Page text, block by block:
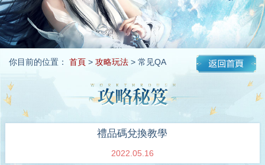
你目前的位置： 首頁> 攻略玩法> 常见QA
禮品碼兌換教學
2022.05.16